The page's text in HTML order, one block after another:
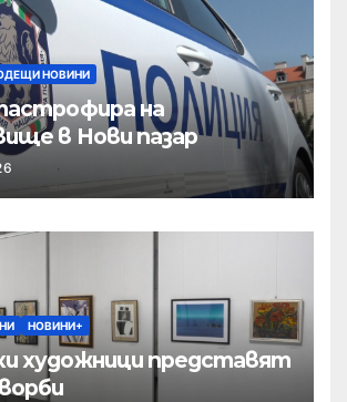
НОВИНИ
на
в Нови пазар
НОВИНИ+
художници представят